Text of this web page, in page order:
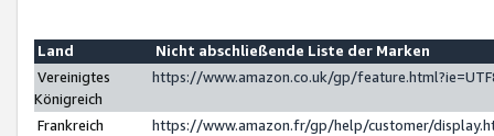
Land
Nicht abschließende Liste der Marken
Vereinigtes
Königreich
https://www.amazon.co.uk/gp/
Frankreich
https://www.amazon.fr/gp/help/customer/